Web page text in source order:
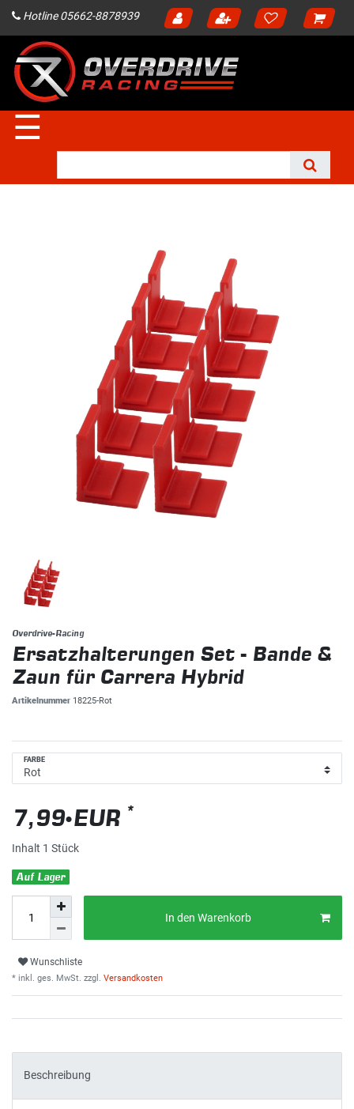
Hotline 05662-8878939
☰
Overdrive-Racing
Ersatzhalterungen Set - Bande &
Zaun für Carrera Hybrid
Artikelnummer 18225-Rot
FARBE
7,99 EUR *
Inhalt 1 Stück
Auf Lager
In den Warenkorb
Wunschliste
* inkl. ges. MwSt. zzgl. Versandkosten
Beschreibung